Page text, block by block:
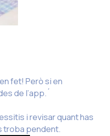
fet! Però si en
de l’app.´
i revisar quant has
troba pendent.